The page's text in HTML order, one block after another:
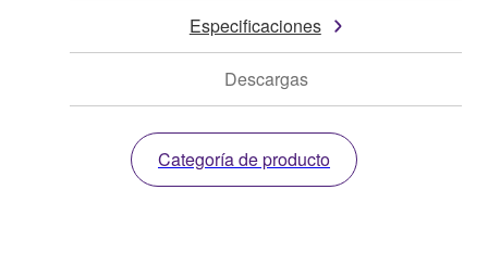
Especificaciones
Descargas
Categoría de producto